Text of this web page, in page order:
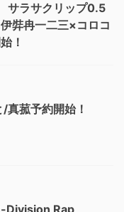
サラサクリップ0.5
弉冉一二三×コロコ
！
真菰予約開始！
-Division Rap